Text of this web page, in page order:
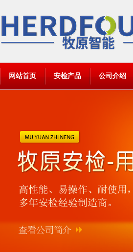
网站首页 安检产品 公司介绍